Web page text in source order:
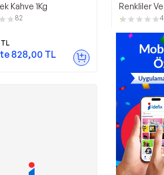
Kahve 1Kg
82
TL
828,00 TL
Renkliler
Çamaşır
4
749,90TL